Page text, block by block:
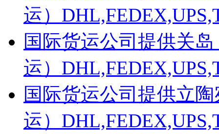
运）
国际货运公司提供关
运）
国际货运公司提供立
运）